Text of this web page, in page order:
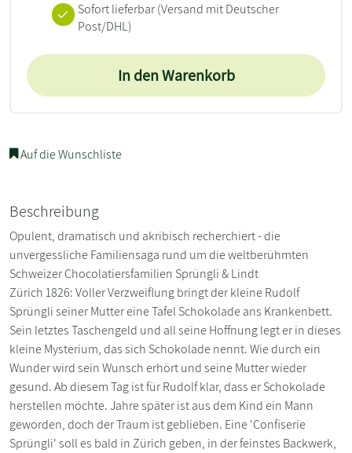
Sofort lieferbar(Versand mit Deutscher
Post/DHL)
In den Warenkorb
Auf die Wunschliste
Beschreibung
Opulent, dramatisch und akribisch recherchiert - die
unvergessliche Familiensaga rund um die weltberühmten
Schweizer Chocolatiersfamilien Sprüngli & Lindt
Zürich 1826: Voller Verzweiflung bringt der kleine Rudolf
Sprüngli seiner Mutter eine Tafel Schokolade ans Krankenbett.
Sein letztes Taschengeld und all seine Hoffnung legt er in dieses
kleine Mysterium, das sich Schokolade nennt. Wie durch ein
Wunder wird sein Wunsch erhört und seine Mutter wieder
gesund. Ab diesem Tag ist für Rudolf klar, dass er Schokolade
herstellen möchte. Jahre später ist aus dem Kind ein Mann
geworden, doch der Traum ist geblieben. Eine 'Confiserie
Sprüngli' soll es bald in Zürich geben, in der feinstes Backwerk,